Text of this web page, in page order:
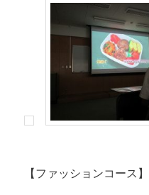
【ファッションコース】